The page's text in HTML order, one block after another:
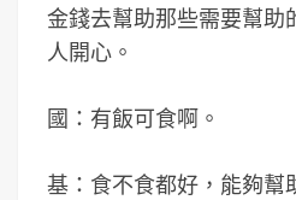
金錢去幫助那些需要幫助
人開心。
國：有飯可食啊。
基：食不食都好，能夠幫